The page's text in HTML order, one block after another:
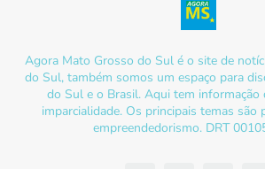
Agora Mato Grosso do Sul é o site de
do Sul, também somos um espaço para
do Sul e o Brasil. Aqui tem informação
imparcialidade. Os principais temas são
empreendedorismo. DRT